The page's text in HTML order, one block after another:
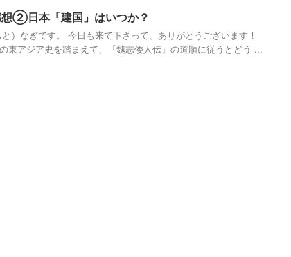
想②日本「建国」はいつか？
）なぎです。 今日も来て下さって、ありがとうございます！
東アジア史を踏まえて、『魏志倭人伝』の道順に従うとどう ...